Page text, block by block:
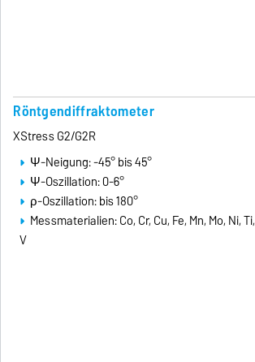
Röntgendiffraktometer
XStress G2/G2R
Ψ-Neigung: -45° bis 45°
Ψ-Oszillation: 0-6°
ρ-Oszillation: bis 180°
Messmaterialien: Co, Cr, Cu, Fe, Mn, Mo, Ni, Ti,
V